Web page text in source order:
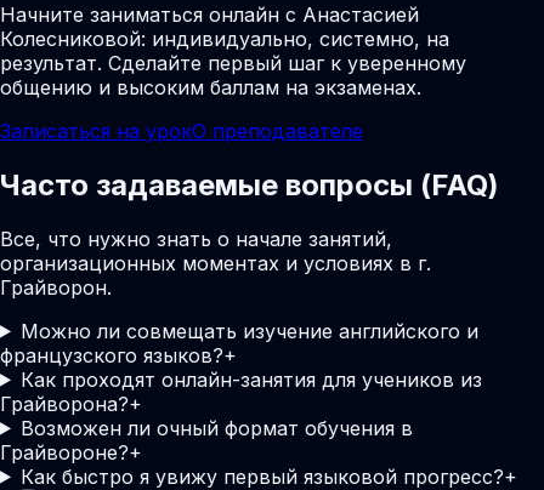
Начните заниматься онлайн с Анастасией
Колесниковой: индивидуально, системно, на
результат. Сделайте первый шаг к уверенному
общению и высоким баллам на экзаменах.
Записаться на урокО преподавателе
Часто задаваемые вопросы (FAQ)
Все, что нужно знать о начале занятий,
организационных моментах и условиях в г.
Грайворон.
Можно ли совмещать изучение английского и
французского языков?+
Как проходят онлайн-занятия для учеников из
Грайворона?+
Возможен ли очный формат обучения в
Грайвороне?+
Как быстро я увижу первый языковой прогресс?+